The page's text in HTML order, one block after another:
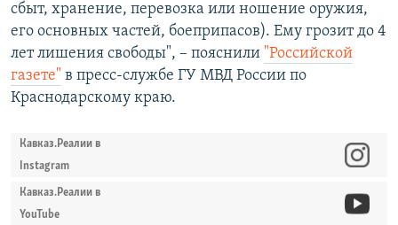
сбыт, хранение, перевозка или ношение оружия,
его основных частей, боеприпасов). Ему грозит до 4
лет лишения свободы", – пояснили "Российской
газете" в пресс-службе ГУ МВД России по
Краснодарскому краю.
Кавказ.Реалии в
Instagram
Кавказ.Реалии в
YouTube